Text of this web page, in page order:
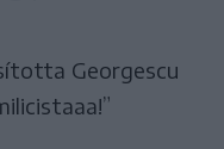
Georgescu